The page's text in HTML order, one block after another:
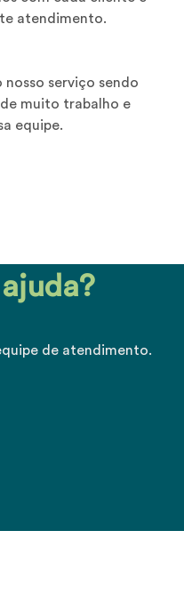
atendimento.
nosso serviço sendo
muito trabalho e
equipe.
de atendimento.